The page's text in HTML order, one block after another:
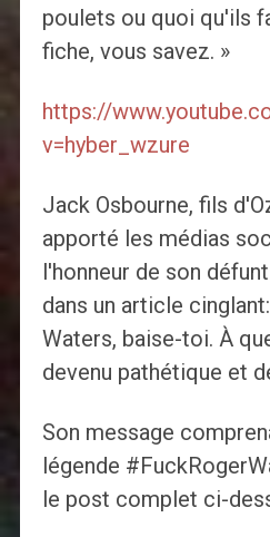
poulets ou quoi qu'ils
fiche, vous savez. »
https://
v=hyber_wzure
Jack Osbourne, fils
apporté les médias
l'honneur de son
dans un article
Waters, baise-toi. À
devenu pathétique et
Son message
légende
le post complet ci-